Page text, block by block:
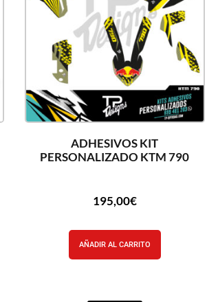
ADHESIVOS KIT
PERSONALIZADO KTM 790
195,00€
AÑADIR AL CARRITO